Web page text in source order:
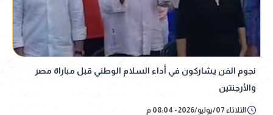
نجوم الفن يشاركون في أداء السلام الوطني قبل مباراة مصر
والأرجنتين
الثلاثاء 07/يوليو/2026 - 08:04 م